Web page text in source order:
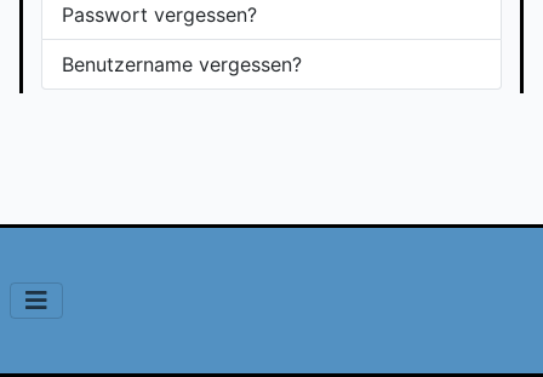
Passwort vergessen?
Benutzername vergessen?